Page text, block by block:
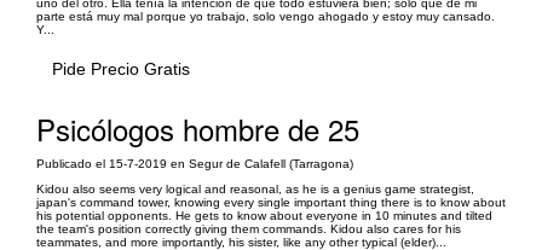
parte está muy mal porque yo trabajo, solo vengo ahogado y estoy muy cansado.
Y...
Pide Precio Gratis
Psicólogos hombre de 25
Publicado el 15-7-2019 en Segur de Calafell (Tarragona)
Kidou also seems very logical and reasonal, as he is a genius game strategist,
japan's command tower, knowing every single important thing there is to know about
his potential opponents. He gets to know about everyone in 10 minutes and tilted
the team's position correctly giving them commands. Kidou also cares for his
teammates, and more importantly, his sister, like any other typical (elder)...